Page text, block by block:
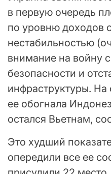
в первую очередь
по уровню доходов
нестабильностью
внимание на войну
безопасности и
инфраструктуры. На
ее обогнала
остался Вьетнам,
Это худший
опередили все ее